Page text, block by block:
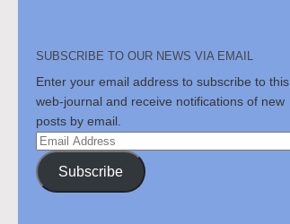
SUBSCRIBE TO OUR NEWS VIA EMAIL
Enter your email address to subscribe to this
web-journal and receive notifications of new
posts by email.
Email
Address
Subscribe